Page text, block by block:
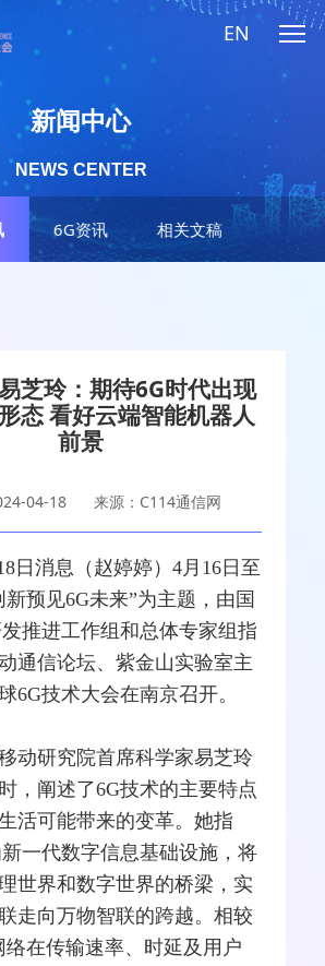
EN
6G资讯 相关文稿
新闻中心
NEWS CENTER
芝玲：期待6G时代出现
态 看好云端智能机器人
前景
04-18 来源：C114通信网
日消息（赵婷婷）4月16日至
新预见6G未来”为主题，由国
推进工作组和总体专家组指
通信论坛、紫金山实验室主
6G技术大会在南京召开。
动研究院首席科学家易芝玲
，阐述了6G技术的主要特点
活可能带来的变革。她指
一代数字信息基础设施，将
世界和数字世界的桥梁，实
走向万物智联的跨越。相较
络在传输速率、时延及用户